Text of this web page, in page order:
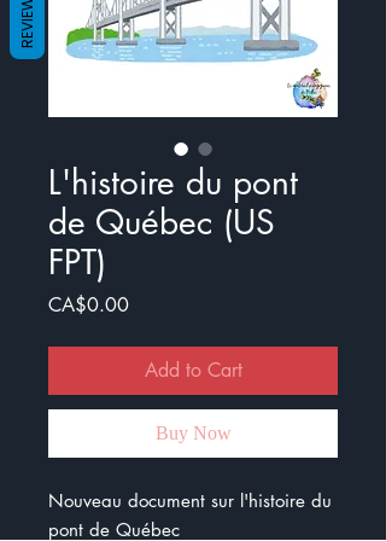
L'histoire du pont
de Québec (US
FPT)
CA$0.00Price
Add to Cart
Buy Now
Nouveau document sur l'histoire du
pont de Québec
REVIEWS